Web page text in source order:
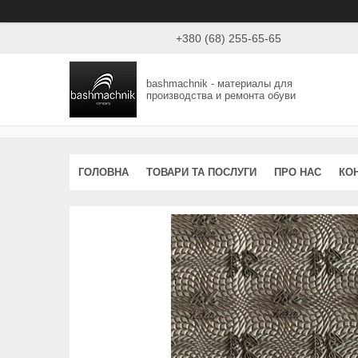
+380 (68) 255-65-65
bashmachnik - материалы для
производства и ремонта обуви
ГОЛОВНА ТОВАРИ ТА ПОСЛУГИ ПРО НАС